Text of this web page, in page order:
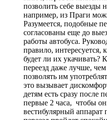
позволить себе выезды
например, из Праги
Разумеется, подобные
согласованы еще до
работы автобуса.
правило, интересуется,
будет ли их укачивать?
переезд даже лучше,
позволять им
это вызывает
детям есть сразу после
первые 2 часа, чтобы
вестибулярный аппарат